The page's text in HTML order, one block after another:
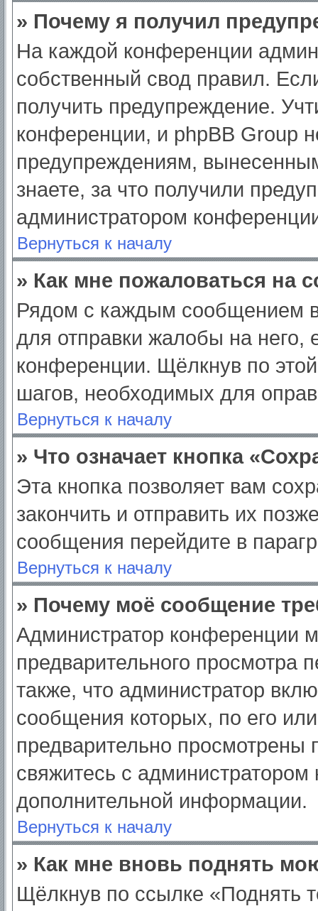
» Почему я получил
На каждой конференции
собственный свод правил.
получить предупреждение.
конференции, и phpBB Group
предупреждениям,
знаете, за что получили
администратором
Вернуться к началу
» Как мне пожаловаться на
Рядом с каждым сообщением
для отправки жалобы на него,
конференции. Щёлкнув по
шагов, необходимых для
Вернуться к началу
» Что означает кнопка
Эта кнопка позволяет вам
закончить и отправить их
сообщения перейдите в
Вернуться к началу
» Почему моё сообщение
Администратор конференции
предварительного просмотра
также, что администратор
сообщения которых, по его
предварительно просмотрены
свяжитесь с
дополнительной информации.
Вернуться к началу
» Как мне вновь поднять
Щёлкнув по ссылке «Поднять